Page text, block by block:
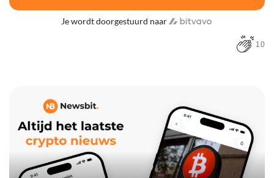
Je wordt doorgestuurd naar
10